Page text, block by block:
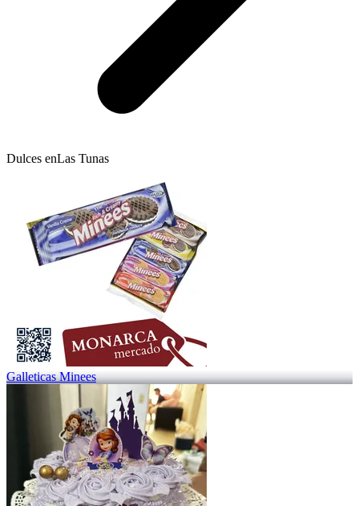
Dulces enLas Tunas
Galleticas Minees